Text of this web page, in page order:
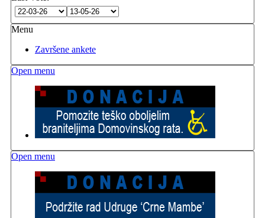
Menu
Završene ankete
Open menu
Open menu